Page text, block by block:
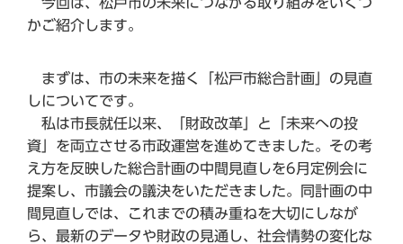
かご紹介します。
まずは、市の未来を描く「松戸市総合計画」の見直
しについてです。
私は市長就任以来、「財政改革」と「未来への投
資」を両立させる市政運営を進めてきました。その考
え方を反映した総合計画の中間見直しを6月定例会に
提案し、市議会の議決をいただきました。同計画の中
間見直しでは、これまでの積み重ねを大切にしなが
ら、最新のデータや財政の見通し、社会情勢の変化な